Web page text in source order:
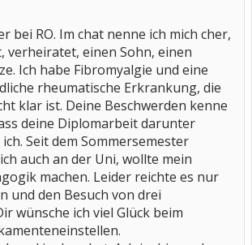
bei RO. Im chat nenne ich mich cher,
verheiratet, einen Sohn, einen
Ich habe Fibromyalgie und eine
rheumatische Erkrankung, die
klar ist. Deine Beschwerden kenne
deine Diplomarbeit darunter
Seit dem Sommersemester
auch an der Uni, wollte mein
machen. Leider reichte es nur
und den Besuch von drei
wünsche ich viel Glück beim